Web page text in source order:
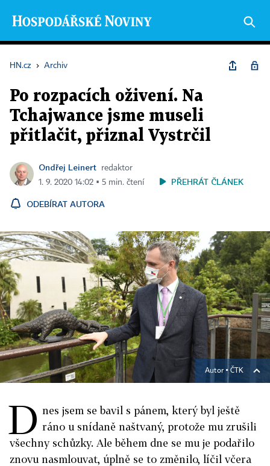
HN.cz › Archiv
Po rozpacích oživení. Na
Tchajwance jsme museli
přitlačit, přiznal Vystrčil
Ondřej Leinert
redaktor
1. 9. 2020 14:02 ▪ 5 min. čtení
PŘEHRÁT ČLÁNEK
ODEBÍRAT AUTORA
Autor ▪ ČTK
D nes jsem se bavil s pánem, který byl ještě
ráno u snídaně naštvaný, protože mu zrušili
všechny schůzky. Ale během dne se mu je podařilo
znovu nasmlouvat, úplně se to změnilo, líčil včera